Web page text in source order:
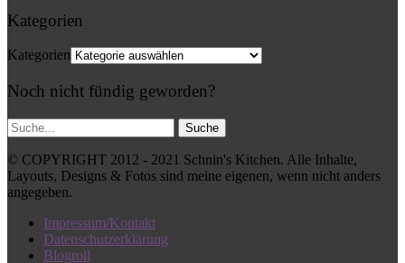
Kategorien
Kategorien
Noch nicht fündig geworden?
© COPYRIGHT 2012 - 2021 Schnin's Kitchen. Alle Inhalte,
Layouts, Designs & Fotos sind meine eigenen, wenn nicht anders
angegeben.
Impressum/Kontakt
Datenschutzerklärung
Blogroll